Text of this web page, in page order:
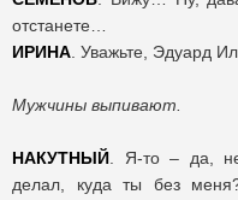
отстанете…
ИРИНА . Уважьте, Эдуард
Мужчины выпивают.
НАКУТНЫЙ . Я-то – да,
делал, куда ты без